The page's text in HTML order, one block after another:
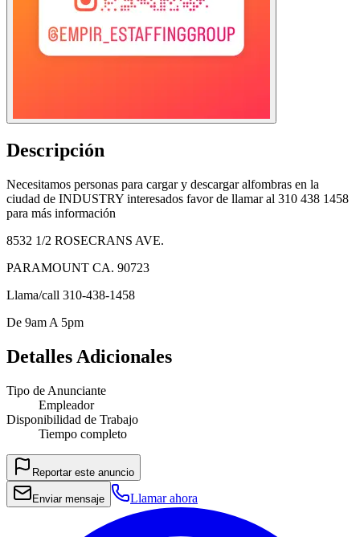
Descripción
Necesitamos personas para cargar y descargar alfombras en la
ciudad de INDUSTRY interesados favor de llamar al 310 438 1458
para más información
8532 1/2 ROSECRANS AVE.
PARAMOUNT CA. 90723
Llama/call 310-438-1458
De 9am A 5pm
Detalles Adicionales
Tipo de Anunciante
Empleador
Disponibilidad de Trabajo
Tiempo completo
Reportar este anuncio
Enviar mensaje Llamar ahora